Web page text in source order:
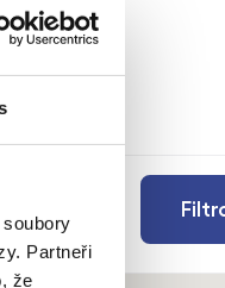
Partneři
že